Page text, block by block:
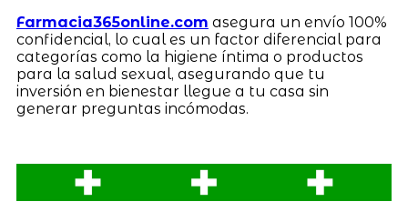
Farmacia365online.com asegura un envío 100%
confidencial, lo cual es un factor diferencial para
categorías como la higiene íntima o productos
para la salud sexual, asegurando que tu
inversión en bienestar llegue a tu casa sin
generar preguntas incómodas.